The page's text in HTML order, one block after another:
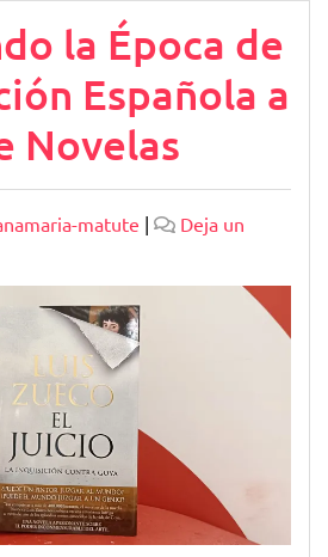
la Época de
Española a
Novelas
matute |
Deja un